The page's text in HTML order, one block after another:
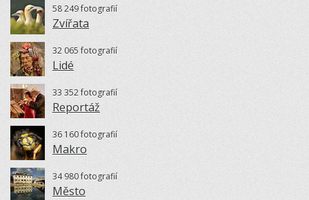
58 249 fotografií
Zvířata
32 065 fotografií
Lidé
33 352 fotografií
Reportáž
36 160 fotografií
Makro
34 980 fotografií
Město